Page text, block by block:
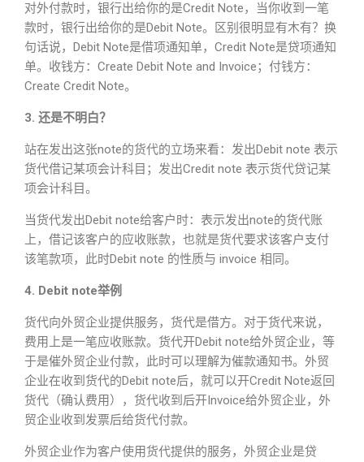
对外付款时，银行出给你的是Credit Note，当你收到一笔
款时，银行出给你的是Debit Note。区别很明显有木有？换
句话说，Debit Note是借项通知单，Credit Note是贷项通知
单。收钱方：Create Debit Note and Invoice；付钱方：
Create Credit Note。
3. 还是不明白？
站在发出这张note的货代的立场来看：发出Debit note 表示
货代借记某项会计科目；发出Credit note 表示货代贷记某
项会计科目。
当货代发出Debit note给客户时：表示发出note的货代账
上，借记该客户的应收账款，也就是货代要求该客户支付
该笔款项，此时Debit note 的性质与 invoice 相同。
4. Debit note举例
货代向外贸企业提供服务，货代是借方。对于货代来说，
费用上是一笔应收账款。货代开Debit note给外贸企业，等
于是催外贸企业付款，此时可以理解为催款通知书。外贸
企业在收到货代的Debit note后，就可以开Credit Note返回
货代（确认费用），货代收到后开Invoice给外贸企业，外
贸企业收到发票后给货代付款。
外贸企业作为客户使用货代提供的服务，外贸企业是贷